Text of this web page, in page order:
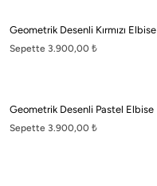
Geometrik Desenli Kırmızı Elbise
Sepette 3.900,00 ₺
Geometrik Desenli Pastel Elbise
Sepette 3.900,00 ₺
Online Mağaza